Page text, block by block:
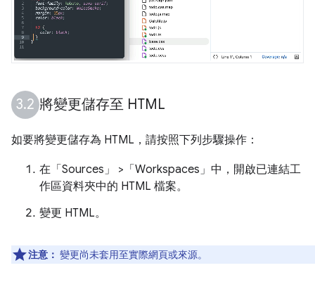
將變更儲存至 HTML
如要將變更儲存為 HTML，請按照下列步驟操作：
在「Sources」 >「Workspaces」 中，開啟已連結工
作區資料夾中的 HTML 檔案。
變更 HTML。
注意： 變更尚未套用至實際網頁或來源。